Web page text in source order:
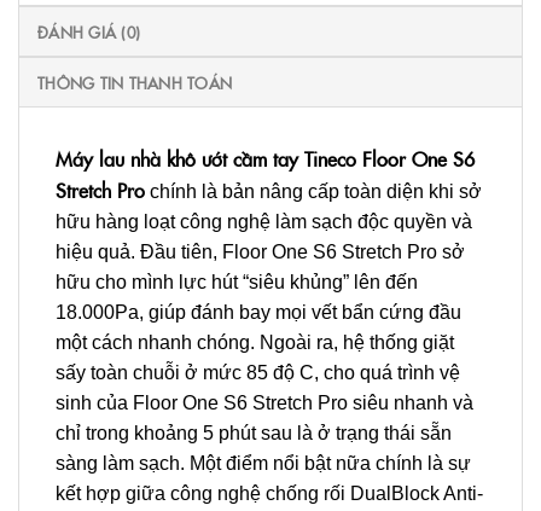
ĐÁNH GIÁ (0)
THÔNG TIN THANH TOÁN
Máy lau nhà khô ướt cầm tay Tineco Floor One S6
Stretch Pro chính là bản nâng cấp toàn diện khi sở
hữu hàng loạt công nghệ làm sạch độc quyền và
hiệu quả. Đầu tiên, Floor One S6 Stretch Pro sở
hữu cho mình lực hút “siêu khủng” lên đến
18.000Pa, giúp đánh bay mọi vết bẩn cứng đầu
một cách nhanh chóng. Ngoài ra, hệ thống giặt
sấy toàn chuỗi ở mức 85 độ C, cho quá trình vệ
sinh của Floor One S6 Stretch Pro siêu nhanh và
chỉ trong khoảng 5 phút sau là ở trạng thái sẵn
sàng làm sạch. Một điểm nổi bật nữa chính là sự
kết hợp giữa công nghệ chống rối DualBlock Anti-